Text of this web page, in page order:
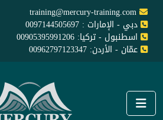
training@mercury-training.com
دبي - الإمارات : 0097144505697
اسطنبول - تركيا: 00905395991206
عمّان - الأردن: 00962797123347